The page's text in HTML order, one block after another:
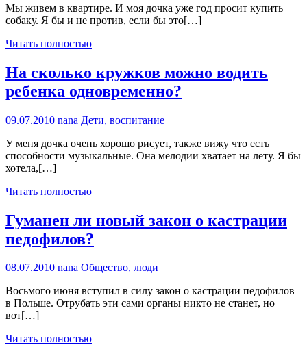
Мы живем в квартире. И моя дочка уже год просит купить
собаку. Я бы и не против, если бы это[…]
Читать полностью
На сколько кружков можно водить
ребенка одновременно?
09.07.2010 nana Дети, воспитание
У меня дочка очень хорошо рисует, также вижу что есть
способности музыкальные. Она мелодии хватает на лету. Я бы
хотела,[…]
Читать полностью
Гуманен ли новый закон о кастрации
педофилов?
08.07.2010 nana Общество, люди
Восьмого июня вступил в силу закон о кастрации педофилов
в Польше. Отрубать эти сами органы никто не станет, но
вот[…]
Читать полностью